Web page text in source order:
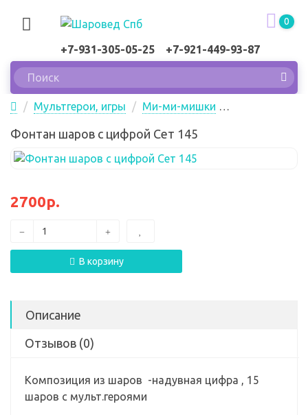
+7-931-305-05-25 +7-921-449-93-87
0
Мультгерои, игры
Ми-ми-мишки
Фонтан шаров с цифрой Сет 145
2700р.
В корзину
Описание
Отзывов (0)
Композиция из шаров -надувная цифра , 15
шаров с мульт.героями